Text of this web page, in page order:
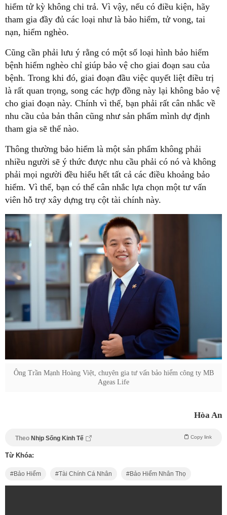
hiểm tử kỳ không chi trả. Vì vậy, nếu có điều kiện, hãy
tham gia đầy đủ các loại như là bảo hiểm, tử vong, tai
nạn, hiểm nghèo.
Cũng cần phải lưu ý rằng có một số loại hình bảo hiểm
bệnh hiểm nghèo chỉ giúp bảo vệ cho giai đoạn sau của
bệnh. Trong khi đó, giai đoạn đầu việc quyết liệt điều trị
là rất quan trọng, song các hợp đồng này lại không bảo vệ
cho giai đoạn này. Chính vì thế, bạn phải rất cân nhắc về
nhu cầu của bản thân cũng như sản phẩm mình dự định
tham gia sẽ thế nào.
Thông thường bảo hiểm là một sản phẩm không phải
nhiều người sẽ ý thức được nhu cầu phải có nó và không
phải mọi người đều hiểu hết tất cả các điều khoảng bảo
hiểm. Vì thế, bạn có thể cân nhắc lựa chọn một tư vấn
viên hỗ trợ xây dựng trụ cột tài chính này.
Ông Trần Mạnh Hoàng Việt, chuyên gia tư vấn bảo hiểm công ty MB
Ageas Life
Hòa An
Theo Nhịp Sống Kinh Tế Copy link
Từ Khóa:
Bảo Hiểm Tài Chính Cá Nhân Bảo Hiểm Nhân Thọ